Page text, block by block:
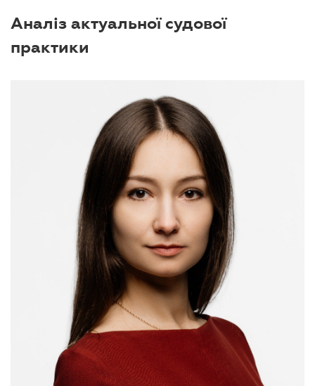
Аналіз актуальної судової
практики